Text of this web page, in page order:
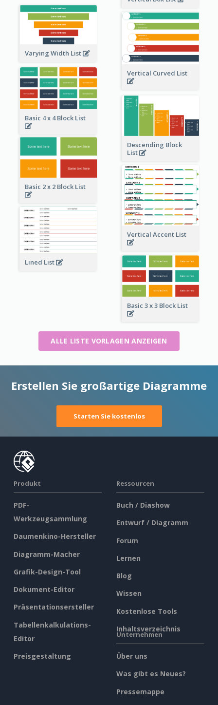
Varying Width List
Vertical Curved List
Basic 4 x 4 Block List
Descending Block
List
Basic 2 x 2 Block List
Vertical Accent List
Lined List
Basic 3 x 3 Block List
ALLE LISTE VORLAGEN ANZEIGEN
Erstellen Sie großartige Diagramme
Starten Sie kostenlos
Produkt
PDF-
Werkzeugsammlung
Daumenkino-Hersteller
Diagramm-Macher
Grafik-Design-Tool
Dokument-Editor
Präsentationsersteller
Tabellenkalkulations-
Editor
Preisgestaltung
Ressourcen
Buch / Diashow
Entwurf / Diagramm
Forum
Lernen
Blog
Wissen
Kostenlose Tools
Inhaltsverzeichnis
Unternehmen
Über uns
Was gibt es Neues?
Pressemappe